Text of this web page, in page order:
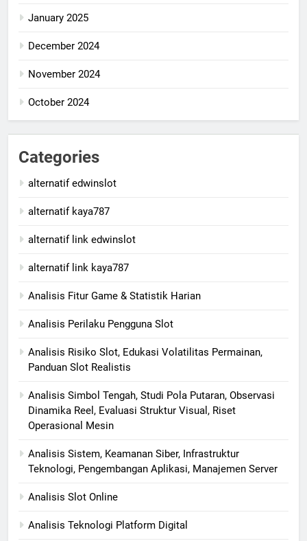
January 2025
December 2024
November 2024
October 2024
Categories
alternatif edwinslot
alternatif kaya787
alternatif link edwinslot
alternatif link kaya787
Analisis Fitur Game & Statistik Harian
Analisis Perilaku Pengguna Slot
Analisis Risiko Slot, Edukasi Volatilitas Permainan,
Panduan Slot Realistis
Analisis Simbol Tengah, Studi Pola Putaran, Observasi
Dinamika Reel, Evaluasi Struktur Visual, Riset
Operasional Mesin
Analisis Sistem, Keamanan Siber, Infrastruktur
Teknologi, Pengembangan Aplikasi, Manajemen Server
Analisis Slot Online
Analisis Teknologi Platform Digital